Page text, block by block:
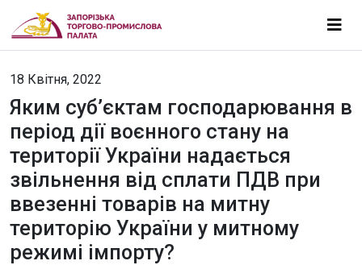
18 Квітня, 2022
Яким суб’єктам господарювання в
період дії воєнного стану на
території України надається
звільнення від сплати ПДВ при
ввезенні товарів на митну
територію України у митному
режимі імпорту?